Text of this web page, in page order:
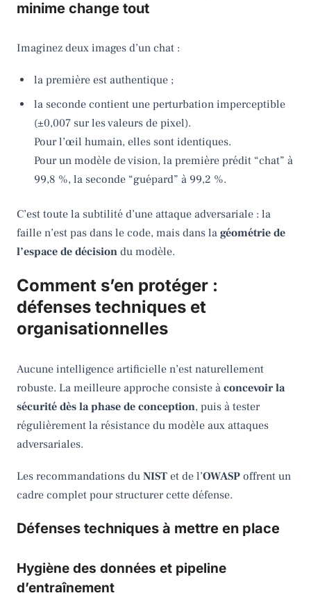
minime change tout
Imaginez deux images d’un chat :
la première est authentique ;
la seconde contient une perturbation imperceptible
(±0,007 sur les valeurs de pixel).
Pour l’œil humain, elles sont identiques.
Pour un modèle de vision, la première prédit “chat” à
99,8 %, la seconde “guépard” à 99,2 %.
C’est toute la subtilité d’une attaque adversariale : la
faille n’est pas dans le code, mais dans la géométrie de
l’espace de décision du modèle.
Comment s’en protéger :
défenses techniques et
organisationnelles
Aucune intelligence artificielle n’est naturellement
robuste. La meilleure approche consiste à concevoir la
sécurité dès la phase de conception, puis à tester
régulièrement la résistance du modèle aux attaques
adversariales.
Les recommandations du NIST et de l’OWASP offrent un
cadre complet pour structurer cette défense.
Défenses techniques à mettre en place
Hygiène des données et pipeline
d’entraînement